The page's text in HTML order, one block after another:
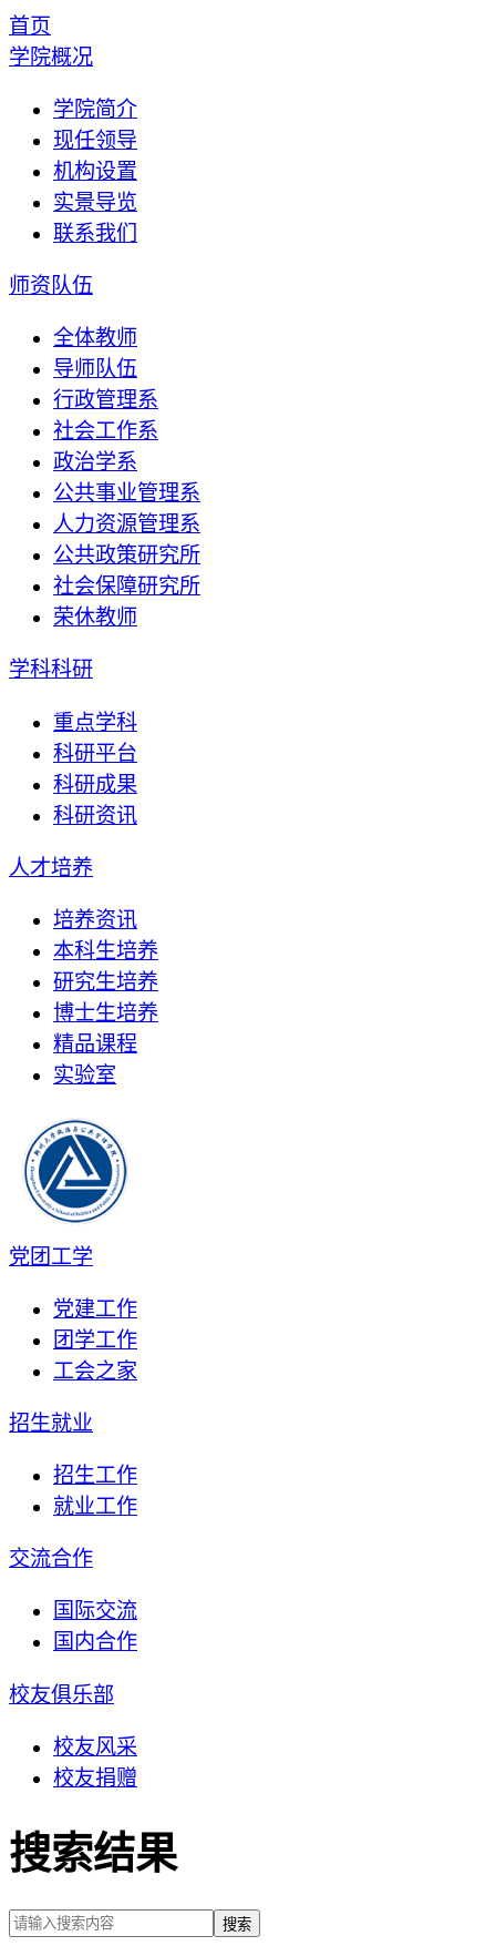
首页
学院概况
学院简介
现任领导
机构设置
实景导览
联系我们
师资队伍
全体教师
导师队伍
行政管理系
社会工作系
政治学系
公共事业管理系
人力资源管理系
公共政策研究所
社会保障研究所
荣休教师
学科科研
重点学科
科研平台
科研成果
科研资讯
人才培养
培养资讯
本科生培养
研究生培养
博士生培养
精品课程
实验室
党团工学
党建工作
团学工作
工会之家
招生就业
招生工作
就业工作
交流合作
国际交流
国内合作
校友俱乐部
校友风采
校友捐赠
搜索结果
搜索